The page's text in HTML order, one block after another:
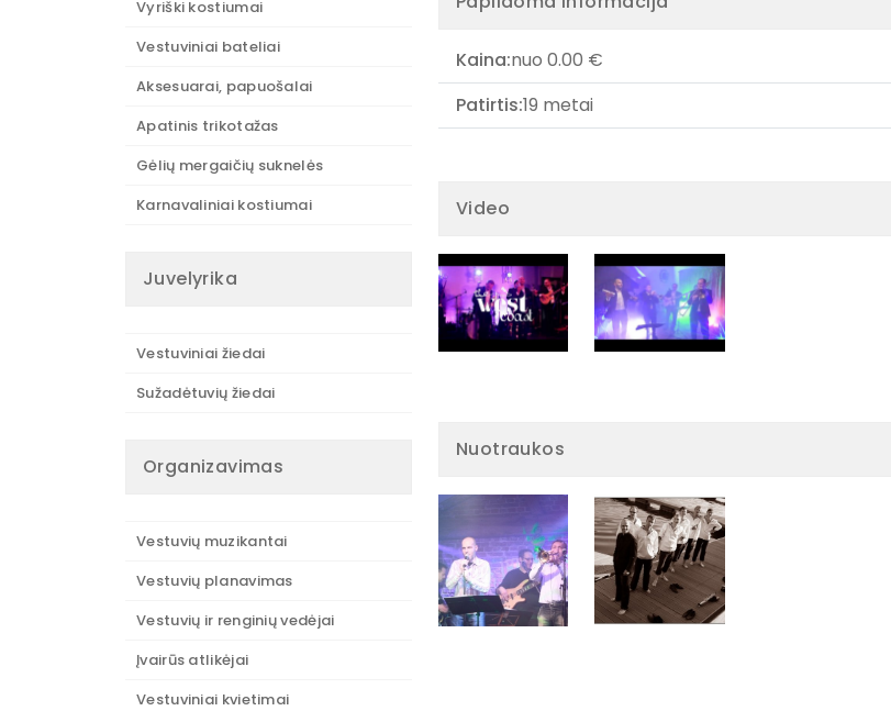
Vyriški kostiumai
Vestuviniai bateliai
Aksesuarai, papuošalai
Apatinis trikotažas
Gėlių mergaičių suknelės
Karnavaliniai kostiumai
Juvelyrika
Vestuviniai žiedai
Sužadėtuvių žiedai
Organizavimas
Vestuvių muzikantai
Vestuvių planavimas
Vestuvių ir renginių vedėjai
Įvairūs atlikėjai
Vestuviniai kvietimai
Kaina:nuo 0.00 €
Patirtis:19 metai
Video
Nuotraukos